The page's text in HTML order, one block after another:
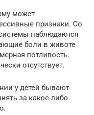
может
признаки. Со
наблюдаются
боли в животе
потливость.
отсутствует.
у детей бывают
за какое-либо